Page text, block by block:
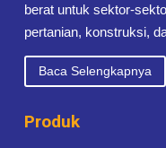
berat untuk sektor-
pertanian, konstruksi,
Baca Selengkapnya
Produk